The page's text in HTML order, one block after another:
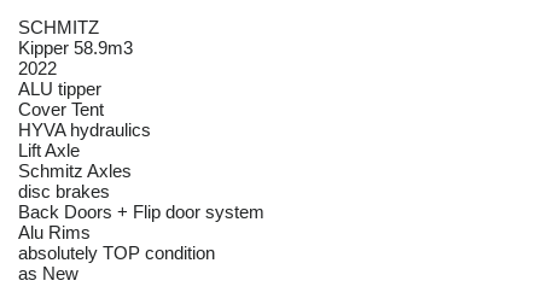
SCHMITZ
Kipper 58.9m3
2022
ALU tipper
Cover Tent
HYVA hydraulics
Lift Axle
Schmitz Axles
disc brakes
Back Doors + Flip door system
Alu Rims
absolutely TOP condition
as New